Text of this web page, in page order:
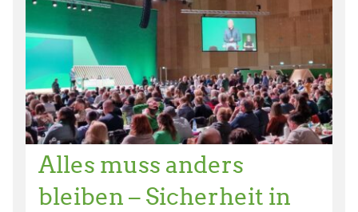
Alles muss anders
bleiben – Sicherheit in